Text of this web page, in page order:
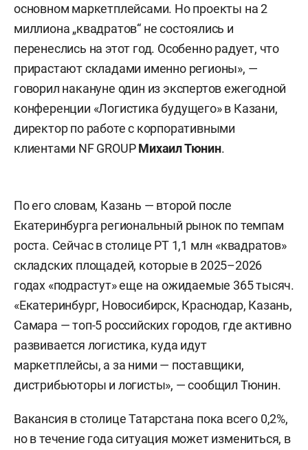
основном маркетплейсами. Но проекты на 2
миллиона „квадратов“ не состоялись и
перенеслись на этот год. Особенно радует, что
прирастают складами именно регионы», —
говорил накануне один из экспертов ежегодной
конференции «Логистика будущего» в Казани,
директор по работе с корпоративными
клиентами NF GROUPМихаил Тюнин.
По его словам, Казань — второй после
Екатеринбурга региональный рынок по темпам
роста. Сейчас в столице РТ 1,1 млн «квадратов»
складских площадей, которые в 2025–2026
годах «подрастут» еще на ожидаемые 365 тысяч.
«Екатеринбург, Новосибирск, Краснодар, Казань,
Самара — топ-5 российских городов, где активно
развивается логистика, куда идут
маркетплейсы, а за ними — поставщики,
дистрибьюторы и логисты», — сообщил Тюнин.
Вакансия в столице Татарстана пока всего 0,2%,
но в течение года ситуация может измениться, в